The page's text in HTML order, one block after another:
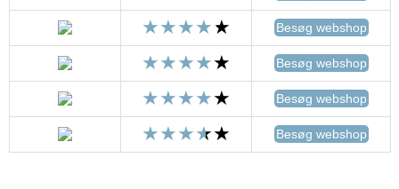
Besøg webshop
Besøg webshop
Besøg webshop
Besøg webshop